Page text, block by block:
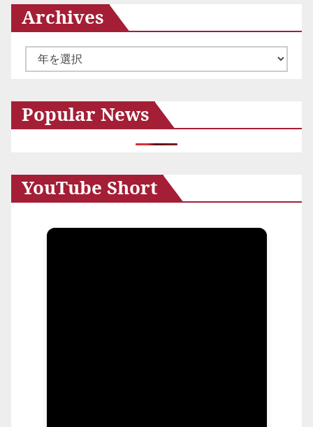
Archives
ー
イ
ブ
Popular News
YouTube Short